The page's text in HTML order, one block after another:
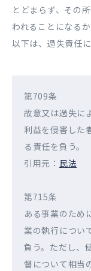
とどまらず、その
われることになるか
以下は、過失責任
第709条
故意又は過失に
利益を侵害した
る責任を負う。
引用元： 民法
第715条
ある事業のため
業の執行につい
負う。ただし、
督について相当